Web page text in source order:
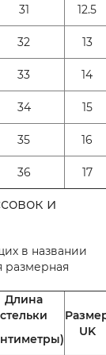
31
12.5
32
13
33
14
34
15
35
16
36 17
и
в названии
размерная
Длина
стельки
UK